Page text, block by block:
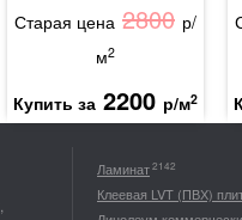
Старая цена 2800 р/
м2
Купить за 2200 р/м2
Ламинат2142
Клеевая LVT (ПВХ)